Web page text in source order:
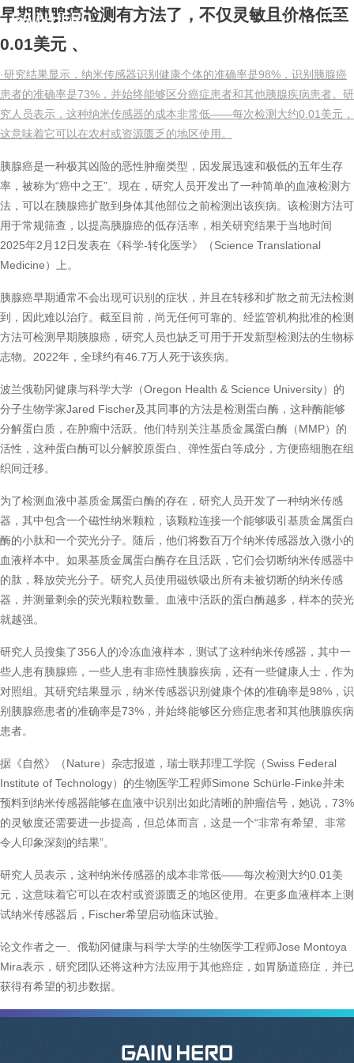
早期胰腺癌检测有方法了，不仅灵敏且价格低至
0.01美元 、
·研究结果显示，纳米传感器识别健康个体的准确率是98%，识别胰腺癌
患者的准确率是73%，并始终能够区分癌症患者和其他胰腺疾病患者。研
究人员表示，这种纳米传感器的成本非常低——每次检测大约0.01美元，
这意味着它可以在农村或资源匮乏的地区使用。
胰腺癌是一种极其凶险的恶性肿瘤类型，因发展迅速和极低的五年生存
率，被称为“癌中之王”。现在，研究人员开发出了一种简单的血液检测方
法，可以在胰腺癌扩散到身体其他部位之前检测出该疾病。该检测方法可
用于常规筛查，以提高胰腺癌的低存活率，相关研究结果于当地时间
2025年2月12日发表在《科学-转化医学》（Science Translational
Medicine）上。
胰腺癌早期通常不会出现可识别的症状，并且在转移和扩散之前无法检测
到，因此难以治疗。截至目前，尚无任何可靠的、经监管机构批准的检测
方法可检测早期胰腺癌，研究人员也缺乏可用于开发新型检测法的生物标
志物。2022年，全球约有46.7万人死于该疾病。
波兰俄勒冈健康与科学大学（Oregon Health & Science University）的
分子生物学家Jared Fischer及其同事的方法是检测蛋白酶，这种酶能够
分解蛋白质，在肿瘤中活跃。他们特别关注基质金属蛋白酶（MMP）的
活性，这种蛋白酶可以分解胶原蛋白、弹性蛋白等成分，方便癌细胞在组
织间迁移。
为了检测血液中基质金属蛋白酶的存在，研究人员开发了一种纳米传感
器，其中包含一个磁性纳米颗粒，该颗粒连接一个能够吸引基质金属蛋白
酶的小肽和一个荧光分子。随后，他们将数百万个纳米传感器放入微小的
血液样本中。如果基质金属蛋白酶存在且活跃，它们会切断纳米传感器中
的肽，释放荧光分子。研究人员使用磁铁吸出所有未被切断的纳米传感
器，并测量剩余的荧光颗粒数量。血液中活跃的蛋白酶越多，样本的荧光
就越强。
研究人员搜集了356人的冷冻血液样本，测试了这种纳米传感器，其中一
些人患有胰腺癌，一些人患有非癌性胰腺疾病，还有一些健康人士，作为
对照组。其研究结果显示，纳米传感器识别健康个体的准确率是98%，识
别胰腺癌患者的准确率是73%，并始终能够区分癌症患者和其他胰腺疾病
患者。
据《自然》（Nature）杂志报道，瑞士联邦理工学院（Swiss Federal
Institute of Technology）的生物医学工程师Simone Schürle-Finke并未
预料到纳米传感器能够在血液中识别出如此清晰的肿瘤信号，她说，73%
的灵敏度还需要进一步提高，但总体而言，这是一个“非常有希望、非常
令人印象深刻的结果”。
研究人员表示，这种纳米传感器的成本非常低——每次检测大约0.01美
元，这意味着它可以在农村或资源匮乏的地区使用。在更多血液样本上测
试纳米传感器后，Fischer希望启动临床试验。
论文作者之一、俄勒冈健康与科学大学的生物医学工程师Jose Montoya
Mira表示，研究团队还将这种方法应用于其他癌症，如胃肠道癌症，并已
获得有希望的初步数据。